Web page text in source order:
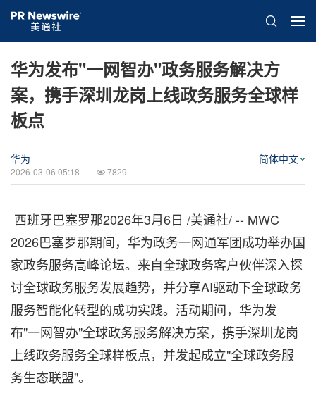
华为发布"一网智办"政务服务解决方
案，携手深圳龙岗上线政务服务全球样
板点
华为
2026-03-06 05:18 7829
简体中文
西班牙巴塞罗那2026年3月6日 /美通社/ -- MWC
2026巴塞罗那期间，华为政务一网通军团成功举办国
家政务服务高峰论坛。来自全球政务客户伙伴深入探
讨全球政务服务发展趋势，并分享AI驱动下全球政务
服务智能化转型的成功实践。活动期间，华为发
布"一网智办"全球政务服务解决方案，携手深圳龙岗
上线政务服务全球样板点，并发起成立"全球政务服
务生态联盟"。